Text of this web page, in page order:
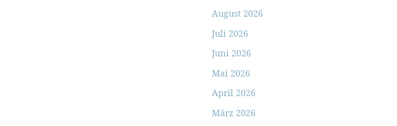
August 2026
Juli 2026
Juni 2026
Mai 2026
April 2026
März 2026